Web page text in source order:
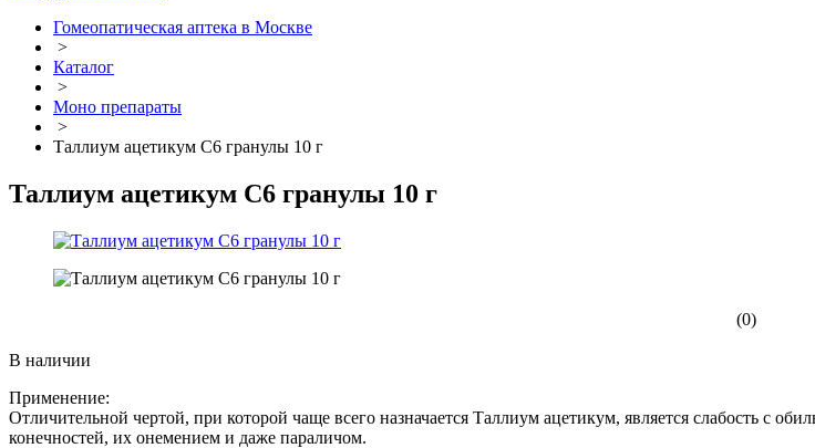
Гомеопатическая аптека в Москве
>
Каталог
>
Моно препараты
>
Таллиум ацетикум С6 гранулы 10 г
Таллиум ацетикум С6 гранулы 10 г
(0)
В наличии
Применение:
Отличительной чертой, при которой чаще всего назначается Таллиум ацетикум, является слабость с
конечностей, их онемением и даже параличом.